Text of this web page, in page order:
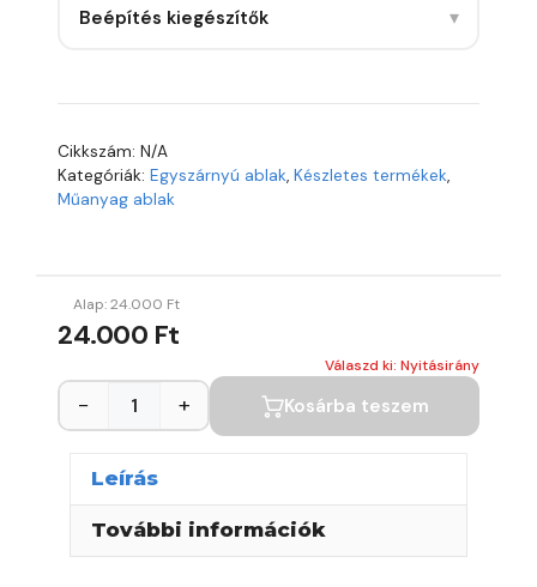
Beépítés kiegészítők ▾
Cikkszám: N/A
Kategóriák: Egyszárnyú ablak, Készletes termékek,
Műanyag ablak
Alap:24.000 Ft
24.000 Ft
Válaszd ki: Nyitásirány
− + Kosárba teszem
Leírás
További információk